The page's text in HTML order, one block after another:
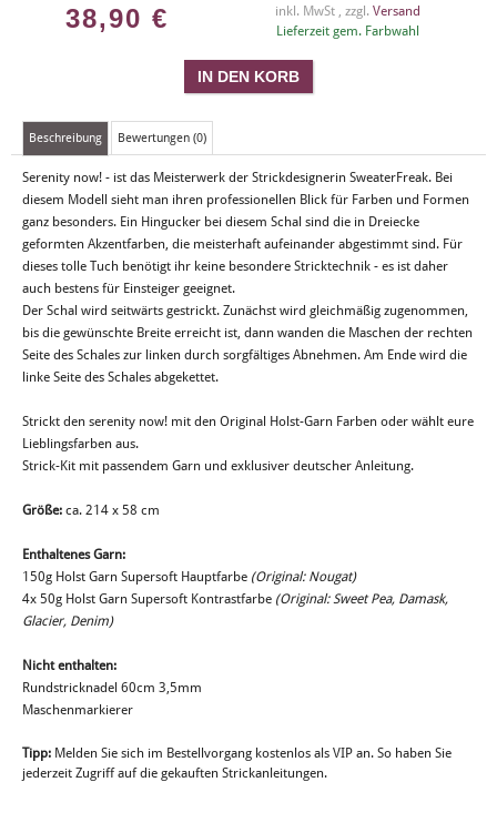
38,90 € inkl. MwSt , zzgl. Versand
Lieferzeit gem. Farbwahl
Beschreibung Bewertungen (0)
Serenity now! - ist das Meisterwerk der Strickdesignerin SweaterFreak. Bei
diesem Modell sieht man ihren professionellen Blick für Farben und Formen
ganz besonders. Ein Hingucker bei diesem Schal sind die in Dreiecke
geformten Akzentfarben, die meisterhaft aufeinander abgestimmt sind. Für
dieses tolle Tuch benötigt ihr keine besondere Stricktechnik - es ist daher
auch bestens für Einsteiger geeignet.
Der Schal wird seitwärts gestrickt. Zunächst wird gleichmäßig zugenommen,
bis die gewünschte Breite erreicht ist, dann wanden die Maschen der rechten
Seite des Schales zur linken durch sorgfältiges Abnehmen. Am Ende wird die
linke Seite des Schales abgekettet.
Strickt den serenity now! mit den Original Holst-Garn Farben oder wählt eure
Lieblingsfarben aus.
Strick-Kit mit passendem Garn und exklusiver deutscher Anleitung.
Größe: ca. 214 x 58 cm
Enthaltenes Garn:
150g Holst Garn Supersoft Hauptfarbe (Original: Nougat)
4x 50g Holst Garn Supersoft Kontrastfarbe (Original: Sweet Pea, Damask,
Glacier, Denim)
Nicht enthalten:
Rundstricknadel 60cm 3,5mm
Maschenmarkierer
Tipp: Melden Sie sich im Bestellvorgang kostenlos als VIP an. So haben Sie
jederzeit Zugriff auf die gekauften Strickanleitungen.